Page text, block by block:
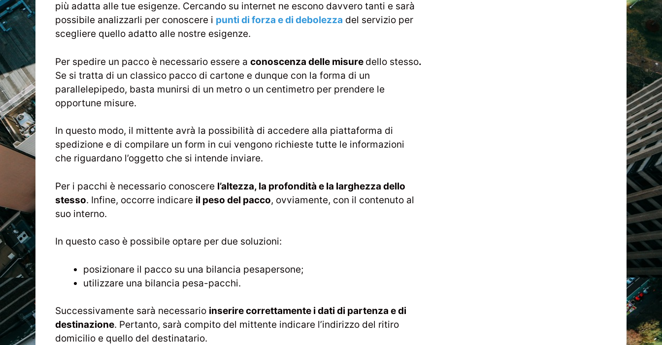
più adatta alle tue esigenze. Cercando su internet ne escono davvero tanti e sarà
possibile analizzarli per conoscere i punti di forza e di debolezza del servizio per
scegliere quello adatto alle nostre esigenze.
Per spedire un pacco è necessario essere a conoscenza delle misure dello stesso.
Se si tratta di un classico pacco di cartone e dunque con la forma di un
parallelepipedo, basta munirsi di un metro o un centimetro per prendere le
opportune misure.
In questo modo, il mittente avrà la possibilità di accedere alla piattaforma di
spedizione e di compilare un form in cui vengono richieste tutte le informazioni
che riguardano l’oggetto che si intende inviare.
Per i pacchi è necessario conoscere l’altezza, la profondità e la larghezza dello
stesso. Infine, occorre indicare il peso del pacco, ovviamente, con il contenuto al
suo interno.
In questo caso è possibile optare per due soluzioni:
posizionare il pacco su una bilancia pesapersone;
utilizzare una bilancia pesa-pacchi.
Successivamente sarà necessario inserire correttamente i dati di partenza e di
destinazione. Pertanto, sarà compito del mittente indicare l’indirizzo del ritiro
domicilio e quello del destinatario.